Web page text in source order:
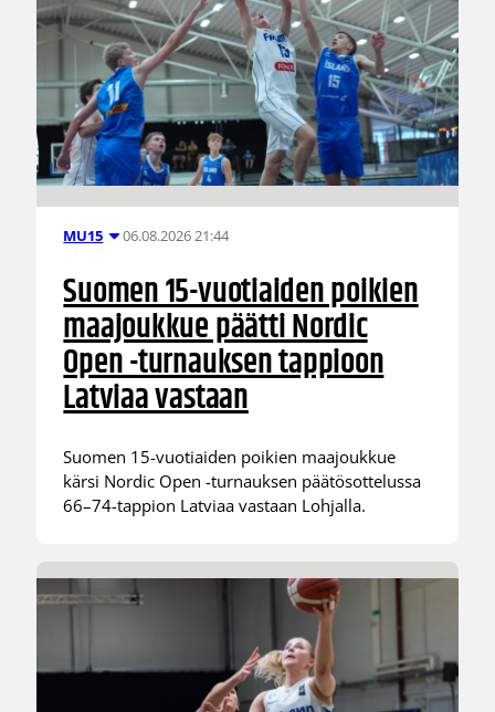
MU15 06.08.2026 21:44
Suomen 15-vuotiaiden poikien
maajoukkue päätti Nordic
Open -turnauksen tappioon
Latviaa vastaan
Suomen 15-vuotiaiden poikien maajoukkue
kärsi Nordic Open -turnauksen päätösottelussa
66–74-tappion Latviaa vastaan Lohjalla.